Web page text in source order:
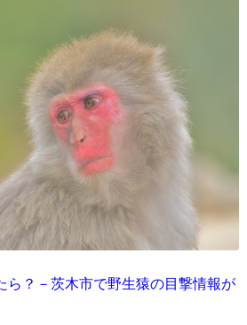
ら？－茨木市で野生猿の目撃情報が